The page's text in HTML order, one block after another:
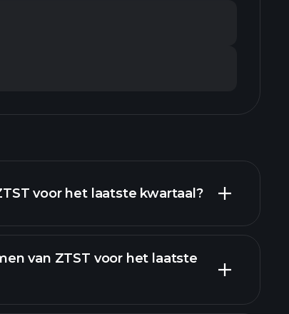
voor het laatste kwartaal?
van ZTST voor het laatste